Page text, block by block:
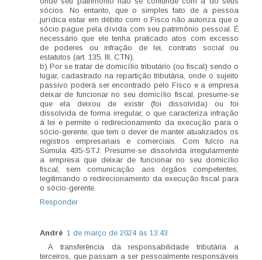
sócios. No entanto, que o simples fato de a pessoa
jurídica estar em débito com o Fisco não autoriza que o
sócio pague pela dívida com seu patrimônio pessoal. É
necessário que ele tenha praticado atos com excesso
de poderes ou infração de lei, contrato social ou
estatutos (art. 135, III, CTN).
b) Por se tratar de domicílio tributário (ou fiscal) sendo o
lugar, cadastrado na repartição tributária, onde o sujeito
passivo poderá ser encontrado pelo Fisco e a empresa
deixar de funcionar no seu domicílio fiscal, presume-se
que ela deixou de existir (foi dissolvida) ou foi
dissolvida de forma irregular, o que caracteriza infração
à lei e permite o redirecionamento da execução para o
sócio-gerente, que tem o dever de manter atualizados os
registros empresariais e comerciais. Com fulcro na
Súmula 435-STJ: Presume-se dissolvida irregularmente
a empresa que deixar de funcionar no seu domicílio
fiscal, sem comunicação aos órgãos competentes,
legitimando o redirecionamento da execução fiscal para
o sócio-gerente.
Responder
André 1 de março de 2024 às 13:43
A transferência da responsabilidade tributária a
terceiros, que passam a ser pessoalmente responsáveis